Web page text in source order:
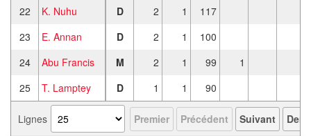
22
K. Nuhu D 2 1
117
23
E. Annan D 2 1
100
24
Abu Francis M 2 1 99
1
25
T. Lamptey D 1 1 90
Lignes Premier Précédent Suivant